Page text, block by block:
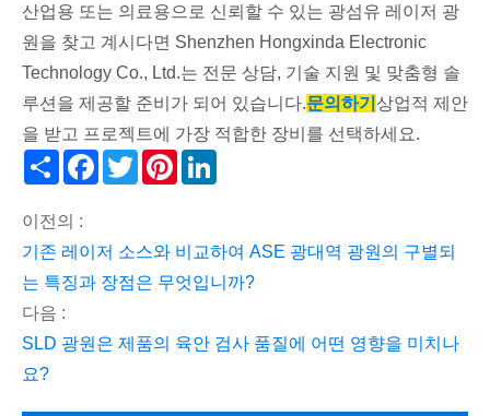
산업용 또는 의료용으로 신뢰할 수 있는 광섬유 레이저 광
원을 찾고 계시다면 Shenzhen Hongxinda Electronic
Technology Co., Ltd.는 전문 상담, 기술 지원 및 맞춤형 솔
루션을 제공할 준비가 되어 있습니다.문의하기 상업적 제안
을 받고 프로젝트에 가장 적합한 장비를 선택하세요.
Share Facebook
TwitterPinterest
이전의 :
기존 레이저 소스와 비교하여 ASE 광대역 광원의 구별되
는 특징과 장점은 무엇입니까?
다음 :
SLD 광원은 제품의 육안 검사 품질에 어떤 영향을 미치나
요?